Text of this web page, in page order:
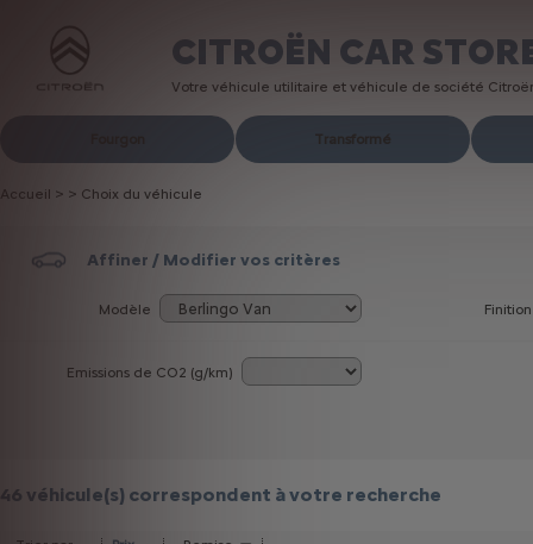
CITROËN CAR
Votre véhicule utilitaire et véhicule de société
Transformé
Accueil > > Choix du véhicule
Affiner / Modifier vos critères
Modèle Finition
Emissions de CO2 (g/km)
46 véhicule(s) correspondent à votre recherche